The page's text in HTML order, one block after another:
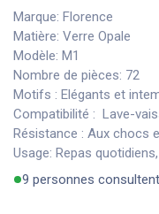
Marque: Florence
Matière: Verre Opale
Modèle: M1
Nombre de pièces: 72
Motifs : Elégants et
Compatibilité : Lave-
Résistance : Aux chocs
Usage: Repas
9 personnes